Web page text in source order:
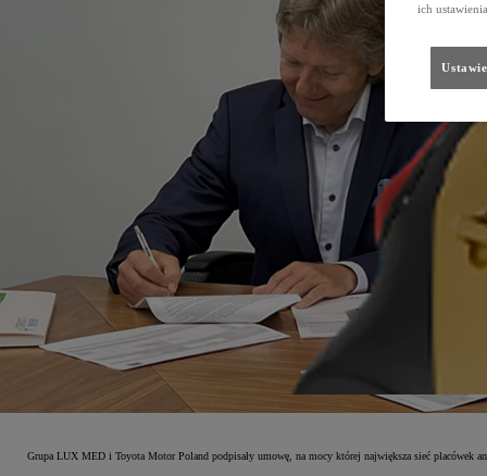
Grupa LUX MED i Toyota Motor Poland podpisały umowę, na mocy której największa sieć placówek
ich